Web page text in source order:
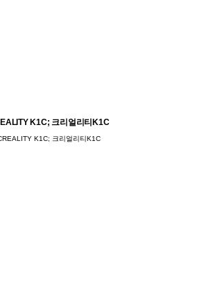
K1C; 크리얼리티K1C
K1C; 크리얼리티K1C